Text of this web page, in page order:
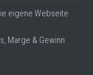
eigene Webseite
Marge & Gewinn